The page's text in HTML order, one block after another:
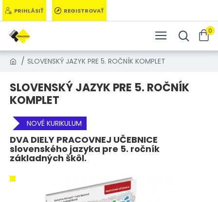
PRIHLÁSIŤ REGISTROVAŤ
0
SLOVENSKÝ JAZYK PRE 5. ROČNÍK KOMPLET
SLOVENSKÝ JAZYK PRE 5. ROČNÍK
KOMPLET
NOVÉ KURIKULUM
DVA DIELY PRACOVNEJ UČEBNICE
slovenského jazyka pre 5. ročník
základných škôl.